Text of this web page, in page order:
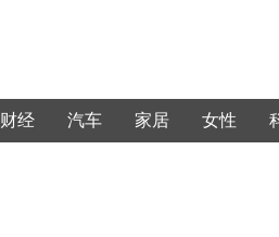
财经 汽车 家居 女性